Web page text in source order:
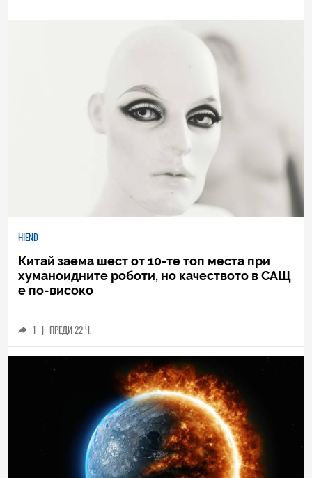
HIEND
Китай заема шест от 10-те топ места при
хуманоидните роботи, но качеството в САЩ
е по-високо
1 ПРЕДИ 22 Ч.